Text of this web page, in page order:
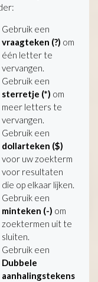
Gebruik een
vraagteken (?) om
één letter te
vervangen.
Gebruik een
sterretje (*) om
meer letters te
vervangen.
Gebruik een
dollarteken ($)
voor uw zoekterm
voor resultaten
die op elkaar lijken.
Gebruik een
minteken (-) om
zoektermen uit te
sluiten.
Gebruik een
Dubbele
aanhalingstekens